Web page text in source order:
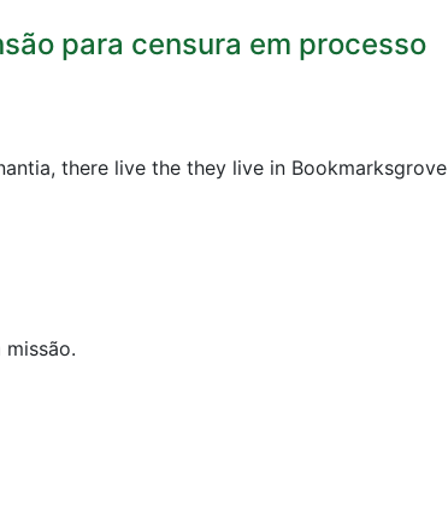
para censura em processo
there live the they live in Bookmarksgrove